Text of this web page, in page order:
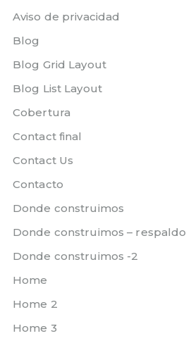
Aviso de privacidad
Blog
Blog Grid Layout
Blog List Layout
Cobertura
Contact final
Contact Us
Contacto
Donde construimos
Donde construimos – respaldo
Donde construimos -2
Home
Home 2
Home 3